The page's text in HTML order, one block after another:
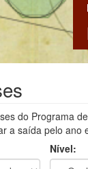
do Programa
a saída pelo ano
Nível: